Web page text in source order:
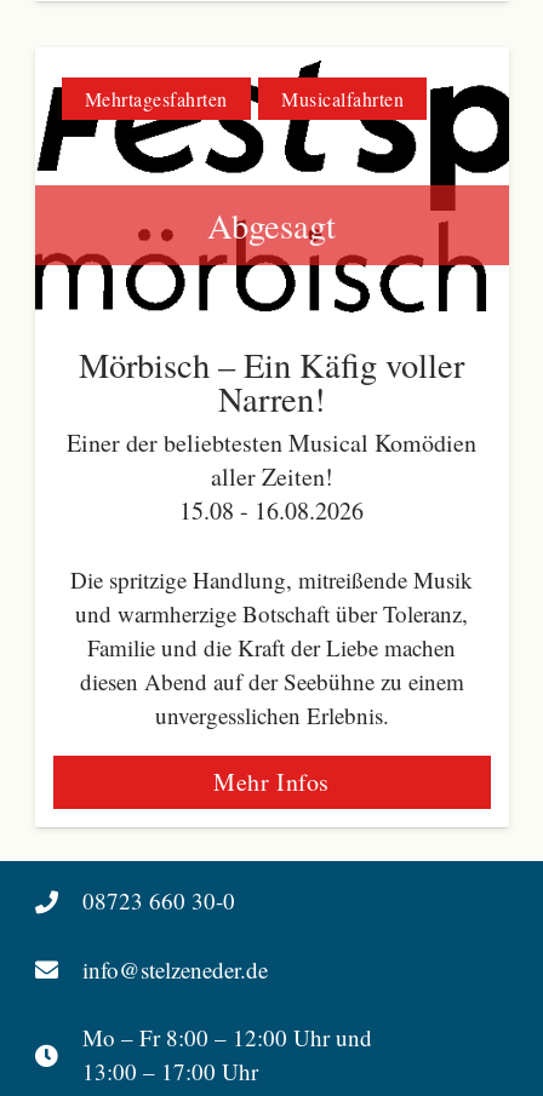
Abgesagt
Mehrtagesfahrten Musicalfahrten
Mörbisch – Ein Käfig voller
Narren!
Einer der beliebtesten Musical Komödien
aller Zeiten!
15.08 - 16.08.2026
Die spritzige Handlung, mitreißende Musik
und warmherzige Botschaft über Toleranz,
Familie und die Kraft der Liebe machen
diesen Abend auf der Seebühne zu einem
unvergesslichen Erlebnis.
Mehr Infos
08723 660 30-0
info@stelzeneder.de
Mo – Fr 8:00 – 12:00 Uhr und
13:00 – 17:00 Uhr